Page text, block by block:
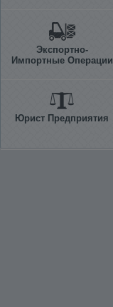
Экспортно-
Импортные Операции
Юрист Предприятия